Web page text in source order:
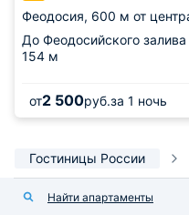
Феодосия, 600 м от
До Феодосийского залива
154 м
от2 500руб.за 1 ночь
Гостиницы России
Найти апартаменты